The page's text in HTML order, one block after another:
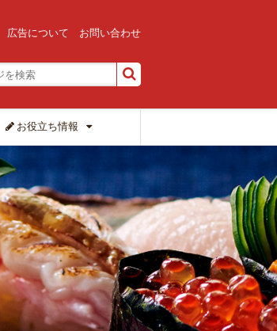
広告について お問い合わせ
お役立ち情報